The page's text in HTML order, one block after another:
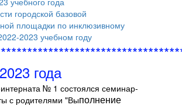
городской базовой
площадки по инклюзивному
2023 учебном году
года
№ 1 состоялся семинар-
с родителями "Выполнение